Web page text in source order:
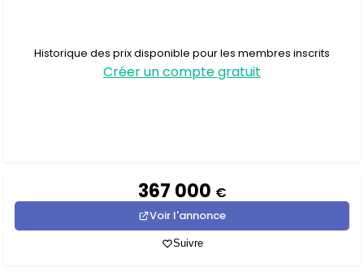
Historique des prix disponible pour les membres inscrits
Créer un compte gratuit
367 000 €
Voir l'annonce
Suivre